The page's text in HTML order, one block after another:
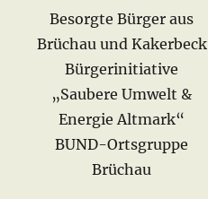
Besorgte Bürger aus
Brüchau und Kakerbeck
Bürgerinitiative
„Saubere Umwelt &
Energie Altmark“
BUND-Ortsgruppe
Brüchau